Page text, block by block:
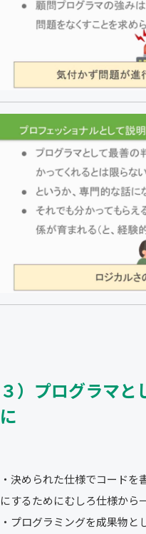
３）プログラマと
に
・決められた仕様でコード
にするためにむしろ仕様から
・プログラミングを成果物と